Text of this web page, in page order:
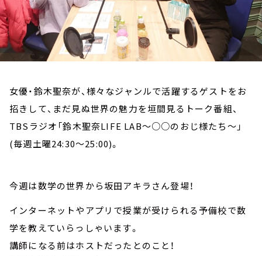
女優・鈴木聖奈が、様々なジャンルで活躍するゲストをお
招きして、まだ見ぬ世界の魅力を垣間見るトーク番組、
TBSラジオ「鈴木聖奈LIFE LAB～○○のおじ様たち～」
(毎週土曜24:30～25:00)。
今週は数学の世界から坂田アキラさん登場！
インターネットやアプリで授業が受けられる予備校で数
学を教えていらっしゃいます。
講師になる前はホストだったとのこと！